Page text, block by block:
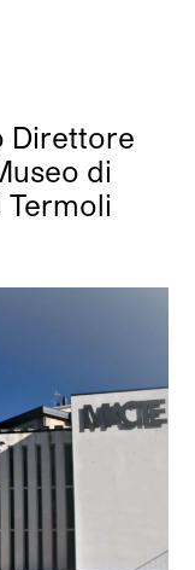
Direttore
di